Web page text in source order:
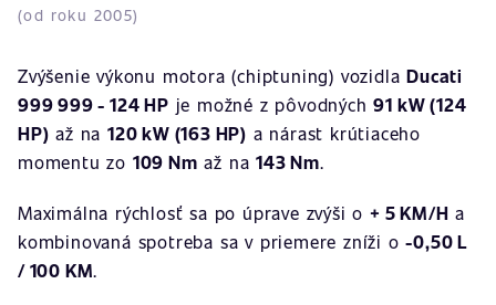
(od roku 2005)
Zvýšenie výkonu motora (chiptuning) vozidlaDucati
999 999 - 124 HP je možné z pôvodných91 kW (124
HP) až na120 kW (163 HP) a nárast krútiaceho
momentu zo 109 Nm až na143 Nm.
Maximálna rýchlosť sa po úprave zvýši o + 5 KM/H a
kombinovaná spotreba sa v priemere zníži o-0,50 L
/ 100 KM.